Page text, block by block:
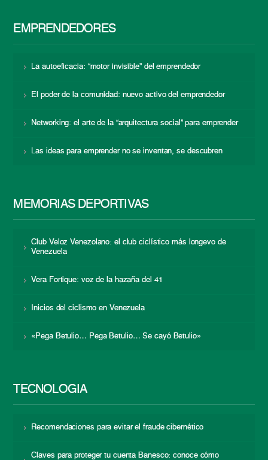
EMPRENDEDORES
La autoeficacia: “motor invisible” del emprendedor
El poder de la comunidad: nuevo activo del emprendedor
Networking: el arte de la “arquitectura social” para emprender
Las ideas para emprender no se inventan, se descubren
MEMORIAS DEPORTIVAS
Club Veloz Venezolano: el club ciclístico más longevo de
Venezuela
Vera Fortique: voz de la hazaña del 41
Inicios del ciclismo en Venezuela
«Pega Betulio… Pega Betulio… Se cayó Betulio»
TECNOLOGÍA
Recomendaciones para evitar el fraude cibernético
Claves para proteger tu cuenta Banesco: conoce cómo